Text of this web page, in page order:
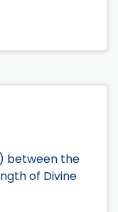
between the
of Divine